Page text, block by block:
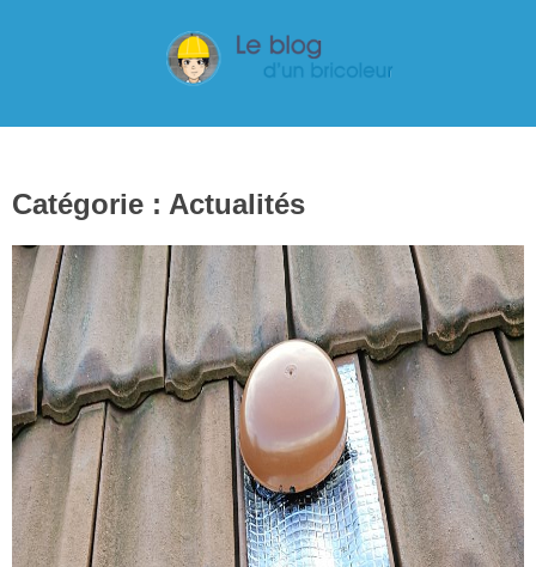
Catégorie : Actualités